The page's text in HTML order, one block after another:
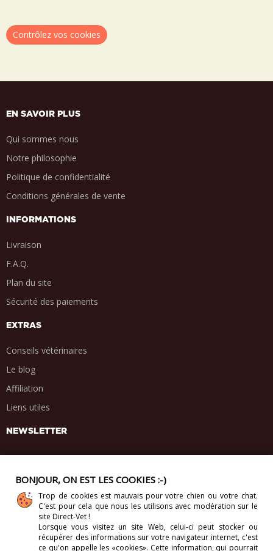
Contrôlez vos cookies
EN SAVOIR PLUS
Qui sommes nous
Notre philosophie
Politique de confidentialité
Conditions générales de vente
INFORMATIONS
Livraison
F.A.Q.
Plan du site
Sécurité des paiements
EXTRAS
Conseils vétérinaires
Le blog
Affiliation
Liens utiles
NEWSLETTER
PARTAGE SOCIAL
. .
BONJOUR, ON EST LES COOKIES :-)
Trop de cookies est mauvais pour votre chien ou votre chat.
C'est pour cela que nous les utilisons avec modération sur le
site Direct-Vet !
Lorsque vous visitez un site Web, celui-cipeut stocker ou
récupérer des informations sur votre navigateur internet, c'est
ce qu'on appelle les «cookies». Cette information, qui pourrait